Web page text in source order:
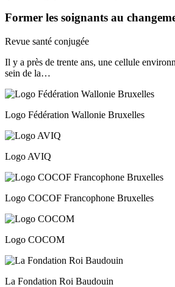
Former les soignants au
Revue santé conjugée
Il y a près de trente ans, une cellule
sein de la…
Logo Fédération Wallonie Bruxelles
Logo AVIQ
Logo COCOF Francophone Bruxelles
Logo COCOM
La Fondation Roi Baudouin